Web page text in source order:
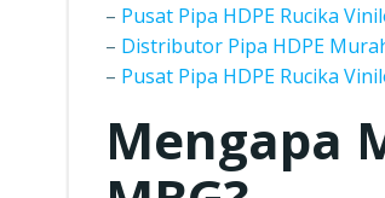
– Pusat Pipa HDPE Rucika
– Distributor Pipa HDPE
– Pusat Pipa HDPE Rucika
Mengapa